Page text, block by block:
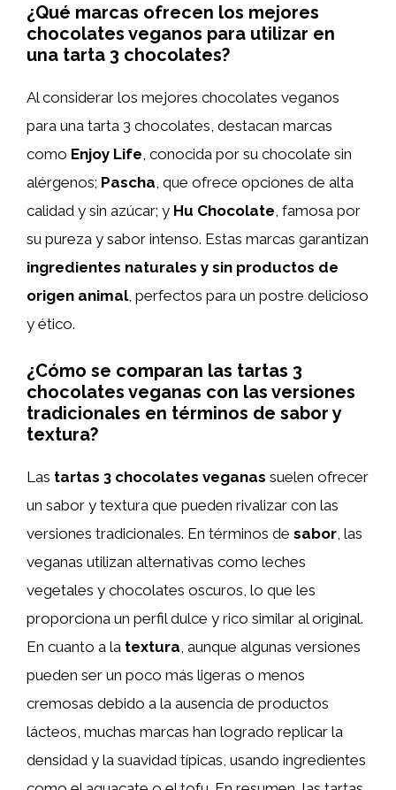
¿Qué marcas ofrecen los mejores
chocolates veganos para utilizar en
una tarta 3 chocolates?
Al considerar los mejores chocolates veganos
para una tarta 3 chocolates, destacan marcas
como Enjoy Life , conocida por su chocolate sin
alérgenos; Pascha , que ofrece opciones de alta
calidad y sin azúcar; y Hu Chocolate , famosa por
su pureza y sabor intenso. Estas marcas garantizan
ingredientes naturales y sin productos de
origen animal, perfectos para un postre delicioso
y ético.
¿Cómo se comparan las tartas 3
chocolates veganas con las versiones
tradicionales en términos de sabor y
textura?
Las tartas 3 chocolates veganas suelen ofrecer
un sabor y textura que pueden rivalizar con las
versiones tradicionales. En términos de sabor, las
veganas utilizan alternativas como leches
vegetales y chocolates oscuros, lo que les
proporciona un perfil dulce y rico similar al original.
En cuanto a la textura, aunque algunas versiones
pueden ser un poco más ligeras o menos
cremosas debido a la ausencia de productos
lácteos, muchas marcas han logrado replicar la
densidad y la suavidad típicas, usando ingredientes